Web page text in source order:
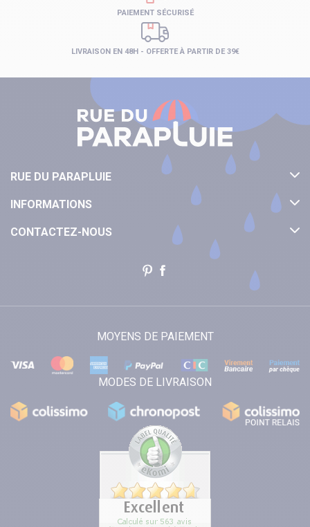
LIVRAISON EN 48H - OFFERTE À PARTIR DE 39€
PAIEMENT SÉCURISÉ
RUE DU PARAPLUIE
INFORMATIONS
CONTACTEZ-NOUS
MOYENS DE PAIEMENT
MODES DE LIVRAISON